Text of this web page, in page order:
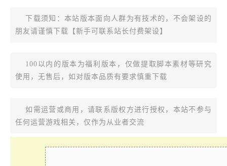
下载须知：本站版本面向人群为有技术的，不会架设的
朋友请谨慎下载【新手可联系站长付费架设】
100以内的版本为福利版本，仅做提取脚本素材等研究
使用，无售后，如对版本品质有要求慎重下载
如需运营或商用，请联系版权方进行授权，本站不参与
任何运营游戏相关，仅作为从业者交流